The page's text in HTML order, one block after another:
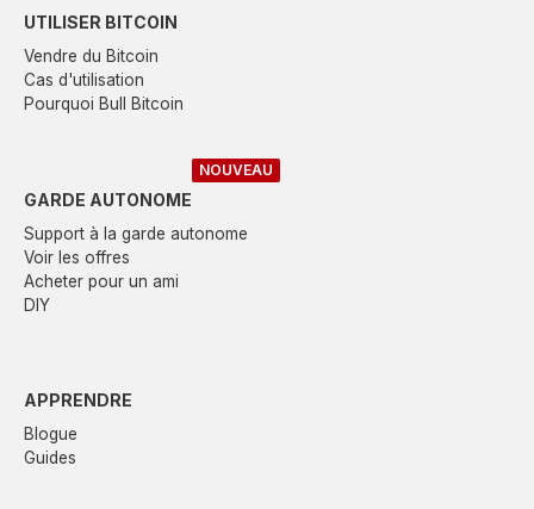
UTILISER BITCOIN
Vendre du Bitcoin
Cas d'utilisation
Pourquoi Bull Bitcoin
GARDE AUTONOME
NOUVEAU
Support à la garde autonome
Voir les offres
Acheter pour un ami
DIY
APPRENDRE
Blogue
Guides